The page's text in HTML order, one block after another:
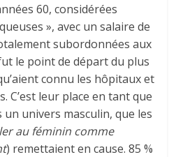
60, considérées
», avec un salaire de
subordonnées aux
le point de départ du plus
connu les hôpitaux et
C’est leur place en tant que
univers masculin, que les
au féminin comme
) remettaient en cause. 85 %